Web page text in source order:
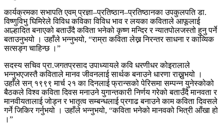
कार्यक्रमका सभापति एवम् प्रज्ञा–प्रतिष्ठान–प्रतिष्ठानका उपकुलपति डा.
विष्णुविभु घिमिरेले विविध कविका विविध भाव र लयका कविताले आफूलाई
आल्हादित बनाएको बताउँदै कविता भनेको कृष्ण मन्दिर र न्यातपोलजस्तो हुनु पर्ने
बताउनुभयो । उहाँले भन्नुभयो, “राम्रा कविता लेख्न निरन्तर साधना र काव्यिक
सत्सङ्ग चाहिन्छ ।”
सदस्य सचिव प्रा.जगतप्रसाद उपाध्यायले कवि धरणीधर कोइरालाले
भन्नुभएजस्तै कविताले मानव जीवनलाई सार्थक बनाउने धारणा राख्नुभयो ।
उहाँले सन् १९९९ मार्च २१ का दिनलाई फ्रान्सको पेरिसमा सम्पन्न युनेस्कोको
बैठकले विश्व कविता दिवस मनाउने युगान्तकारी निर्णय गरेको बताउँदै मानवता र
मानवीयतालाई जोड्न र भातृत्व सम्बन्धलाई प्रगाढ बनाउने काम कविता दिवसले
गर्ने जिकिर गर्नुभयो । उहाँले भन्नुभयो, “कविता भनेको मानवको भित्री आँखा हो
।”